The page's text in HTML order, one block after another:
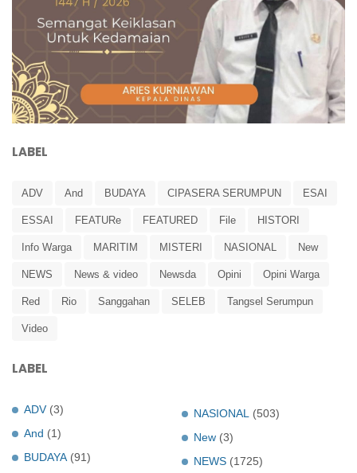
LABEL
ADV And BUDAYA CIPASERA SERUMPUN ESAI
ESSAI FEATURe FEATURED File HISTORI
Info Warga MARITIM MISTERI NASIONAL New
NEWS News & video Newsda Opini Opini Warga
Red Rio Sanggahan SELEB Tangsel Serumpun
Video
LABEL
ADV (3)
And (1)
BUDAYA (91)
NASIONAL
(503)
New (3)
NEWS (1725)